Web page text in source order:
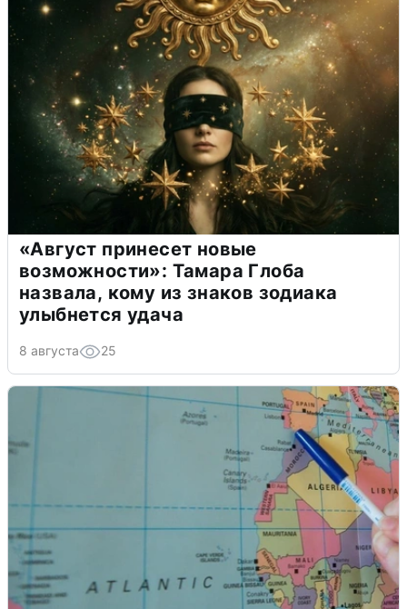
«Август принесет новые
возможности»: Тамара Глоба
назвала, кому из знаков зодиака
улыбнется удача
8 августа 25